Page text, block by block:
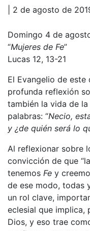
| 2 de agosto de
Domingo 4 de
“Mujeres de Fe”
Lucas 12, 13-21
El Evangelio de
profunda reflexión
también la vida de
palabras: “Necio,
y ¿de quién será lo
Al reflexionar sobre
convicción de que
tenemos Fe y
de ese modo, todas
un rol clave,
eclesial que implica,
Dios, y eso trae